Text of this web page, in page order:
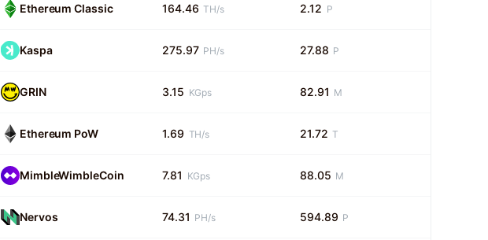
Ethereum Classic 164.46 TH/s 2.12 P
Kaspa 275.97 PH/s 27.88 P
GRIN 3.15 KGps 82.91 M
Ethereum PoW 1.69 TH/s 21.72 T
MimbleWimbleCoin 7.81 KGps 88.05 M
Nervos 74.31 PH/s 594.89 P